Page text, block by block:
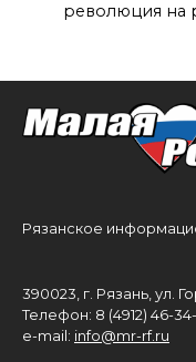
революция на
Рязанское
390023, г. Рязань, ул.
Телефон: 8 (4912) 46-
e-mail: info@mr-rf.ru